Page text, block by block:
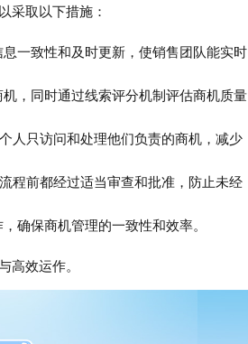
采取以下措施：
一致性和及时更新，使销售团队能实时
，同时通过线索评分机制评估商机质量
人只访问和处理他们负责的商机，减少
程前都经过适当审查和批准，防止未经
确保商机管理的一致性和效率。
效运作。